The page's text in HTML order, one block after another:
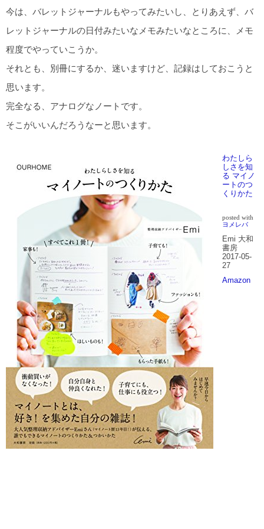
今は、バレットジャーナルもやってみたいし、とりあえず、バ
レットジャーナルの日付みたいなメモみたいなところに、メモ
程度でやっていこうか。
それとも、別冊にするか、迷いますけど、記録はしておこうと
思います。
完全なる、アナログなノートです。
そこがいいんだろうなーと思います。
わたしら
しさを知
る マイノ
ートのつ
くりかた
posted with
ヨメレバ
Emi 大和
書房
2017-05-
27
Amazon